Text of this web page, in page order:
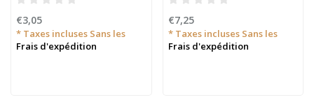
und Katzen
€3,05
* Taxes incluses Sans les
Frais d'expédition
€7,25
* Taxes incluses Sans les
Frais d'expédition